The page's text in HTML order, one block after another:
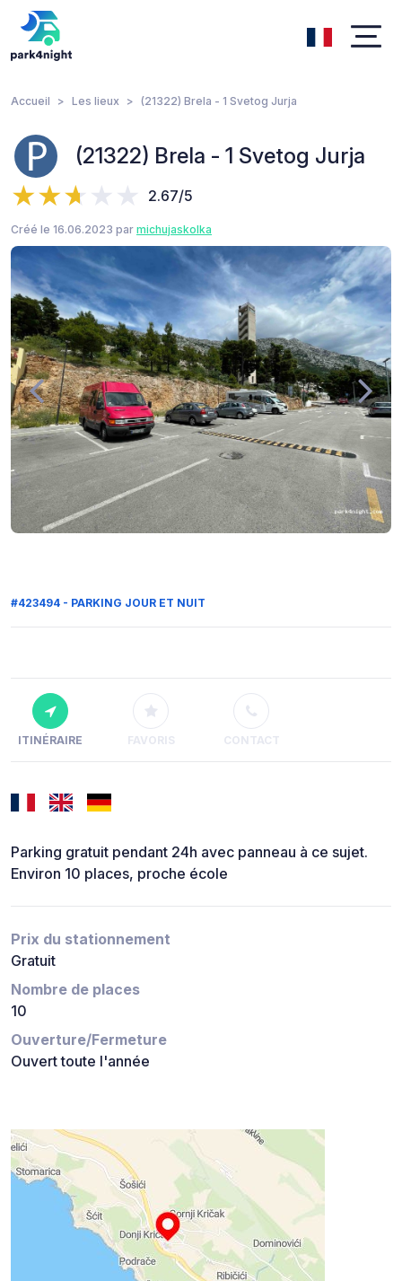
Accueil Les lieux (21322) Brela - 1 Svetog Jurja
(21322) Brela - 1 Svetog Jurja
2.67/5
Créé le 16.06.2023 par michujaskolka
#423494 - PARKING JOUR ET NUIT
ITINÉRAIRE FAVORIS CONTACT
Parking gratuit pendant 24h avec panneau à ce sujet.
Environ 10 places, proche école
Prix du stationnement
Gratuit
Nombre de places
10
Ouverture/Fermeture
Ouvert toute l'année